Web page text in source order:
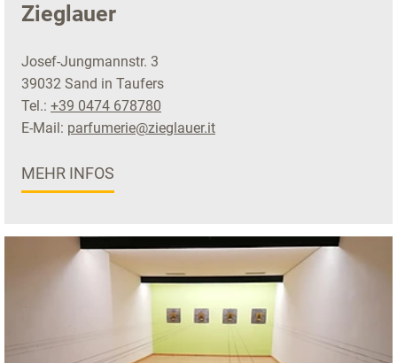
Zieglauer
Josef-Jungmannstr. 3
39032 Sand in Taufers
Tel.: +39 0474 678780
E-Mail: parfumerie@zieglauer.it
MEHR INFOS